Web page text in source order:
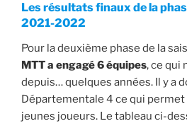
Les résultats finaux de la
2021-2022
Pour la deuxième phase de la
MTT a engagé 6 équipes, ce qui
depuis… quelques années. Il y a
Départementale 4 ce qui
jeunes joueurs. Le tableau ci-